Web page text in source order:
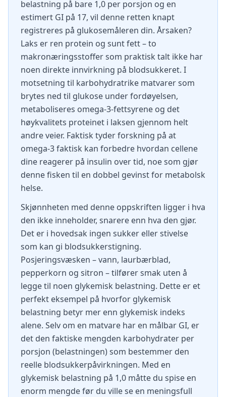
belastning på bare 1,0 per porsjon og en
estimert GI på 17, vil denne retten knapt
registreres på glukosemåleren din. Årsaken?
Laks er ren protein og sunt fett – to
makronæringsstoffer som praktisk talt ikke har
noen direkte innvirkning på blodsukkeret. I
motsetning til karbohydratrike matvarer som
brytes ned til glukose under fordøyelsen,
metaboliseres omega-3-fettsyrene og det
høykvalitets proteinet i laksen gjennom helt
andre veier. Faktisk tyder forskning på at
omega-3 faktisk kan forbedre hvordan cellene
dine reagerer på insulin over tid, noe som gjør
denne fisken til en dobbel gevinst for metabolsk
helse.
Skjønnheten med denne oppskriften ligger i hva
den ikke inneholder, snarere enn hva den gjør.
Det er i hovedsak ingen sukker eller stivelse
som kan gi blodsukkerstigning.
Posjeringsvæsken – vann, laurbærblad,
pepperkorn og sitron – tilfører smak uten å
legge til noen glykemisk belastning. Dette er et
perfekt eksempel på hvorfor glykemisk
belastning betyr mer enn glykemisk indeks
alene. Selv om en matvare har en målbar GI, er
det den faktiske mengden karbohydrater per
porsjon (belastningen) som bestemmer den
reelle blodsukkerpåvirkningen. Med en
glykemisk belastning på 1,0 måtte du spise en
enorm mengde før du ville se en meningsfull